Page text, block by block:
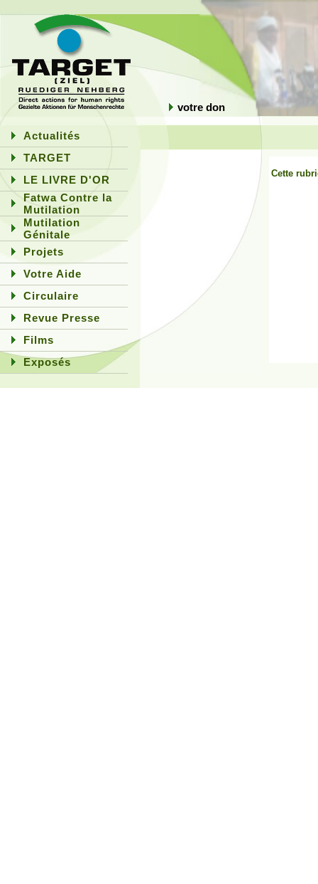
votre don
Actualités
TARGET
LE LIVRE D'OR
Fatwa Contre la
Mutilation
Mutilation
Génitale
Projets
Votre Aide
Circulaire
Revue Presse
Films
Exposés
Cette